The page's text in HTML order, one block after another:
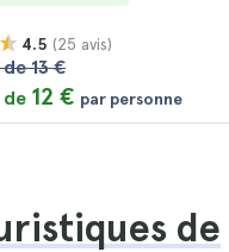
4.5 (25 avis)
13 €
12 € par personne
de